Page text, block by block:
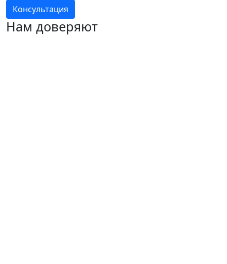
Консультация
Нам доверяют